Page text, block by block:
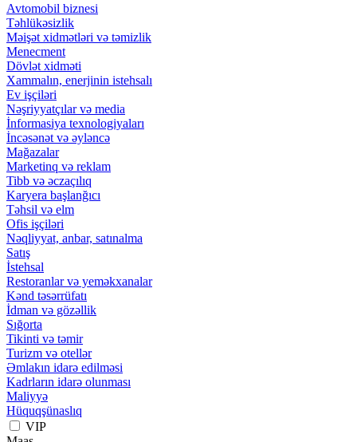
Avtomobil biznesi
Təhlükəsizlik
Məişət xidmətləri və təmizlik
Menecment
Dövlət xidməti
Xammalın, enerjinin istehsalı
Ev işçiləri
Nəşriyyatçılar və media
İnformasiya texnologiyaları
İncəsənət və əyləncə
Mağazalar
Marketinq və reklam
Tibb və əczaçılıq
Karyera başlanğıcı
Təhsil və elm
Ofis işçiləri
Nəqliyyat, anbar, satınalma
Satış
İstehsal
Restoranlar və yeməkxanalar
Kənd təsərrüfatı
İdman və gözəllik
Sığorta
Tikinti və təmir
Turizm və otellər
Əmlakın idarə edilməsi
Kadrların idarə olunması
Maliyyə
Hüquqşünaslıq
VIP